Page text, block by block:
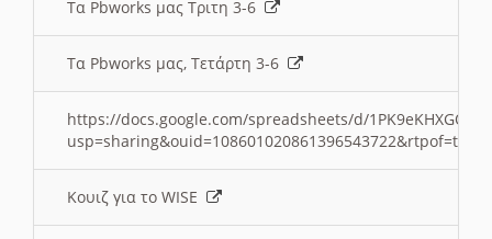
Τα Pbworks μας Τριτη 3-6
Τα Pbworks μας, Τετάρτη 3-6
https://docs.google.com/spreadsheets/d/
Κουιζ για το WISE